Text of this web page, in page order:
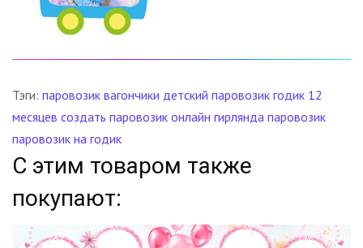
Тэги: паровозик вагончики детский паровозик годик 12
месяцев создать паровозик онлайн гирлянда паровозик
паровозик на годик
С этим товаром также
покупают: